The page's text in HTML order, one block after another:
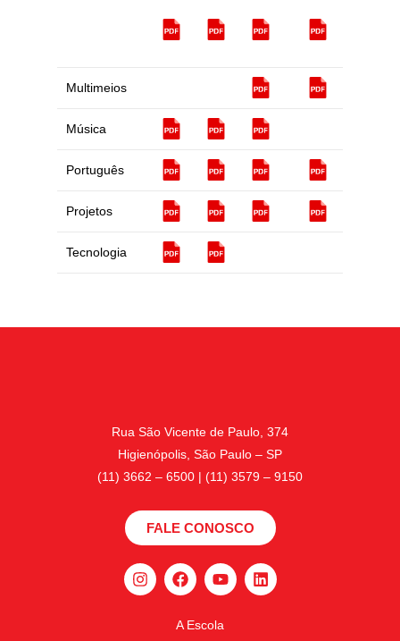
Multimeios
Música
Português
Projetos
Tecnologia
Rua São Vicente de Paulo, 374
Higienópolis, São Paulo – SP
(11) 3662 – 6500 | (11) 3579 – 9150
FALE CONOSCO
A Escola